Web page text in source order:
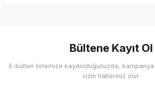
Bültene Kayıt Ol
E-bülten listemize kaydolduğunuzda,
sizin haberiniz olur.